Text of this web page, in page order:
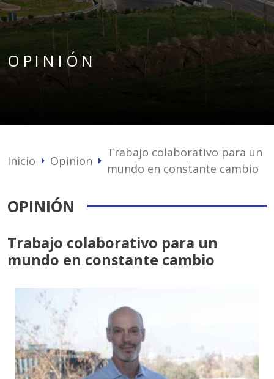
OPINIÓN
Inicio arrow_right Opinion arrow_right
Trabajo colaborativo para un
mundo en constante cambio
OPINIÓN
Trabajo colaborativo para un
mundo en constante cambio